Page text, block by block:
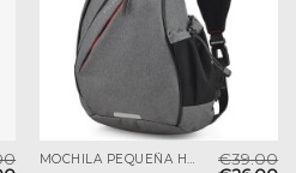
MOCHILA PEQUEÑA HOMBRE €39.00